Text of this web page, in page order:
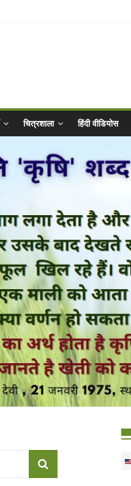
चित्रशाला हिंदी वीडियोस